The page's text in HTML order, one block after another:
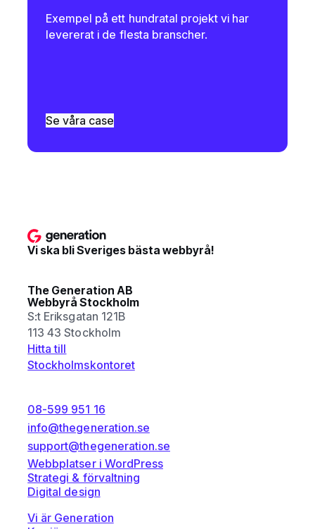
Exempel på ett hundratal projekt vi har
levererat i de flesta branscher.
Se våra case
Vi ska bli Sveriges bästa webbyrå!
The Generation AB
Webbyrå Stockholm
S:t Eriksgatan 121B
113 43 Stockholm
Hitta till
Stockholmskontoret
08-599 951 16
info@thegeneration.se
support@thegeneration.se
Webbplatser i WordPress
Strategi & förvaltning
Digital design
Vi är Generation